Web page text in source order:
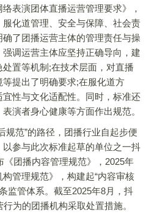
演团体直播运营管理要求》，
化道管理、安全与保障、社会责
了团播运营主体的管理责任与操
调运营主体应坚持正确导向，建
置等机制;在技术层面，对直播
提出了明确要求;在服化道方
性与文化适配性。同时，标准还
演者身心健康等方面作出规范。
范”的路径，团播行业自起步便
参与此次标准起草的单位之一抖
团播内容管理规范》，2025年
管理规范》，构建起“内容审核
监管体系。截至2025年8月，抖
为的团播机构采取处置措施。